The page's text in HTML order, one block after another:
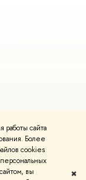
сайта
Более
cookies
вы
✖